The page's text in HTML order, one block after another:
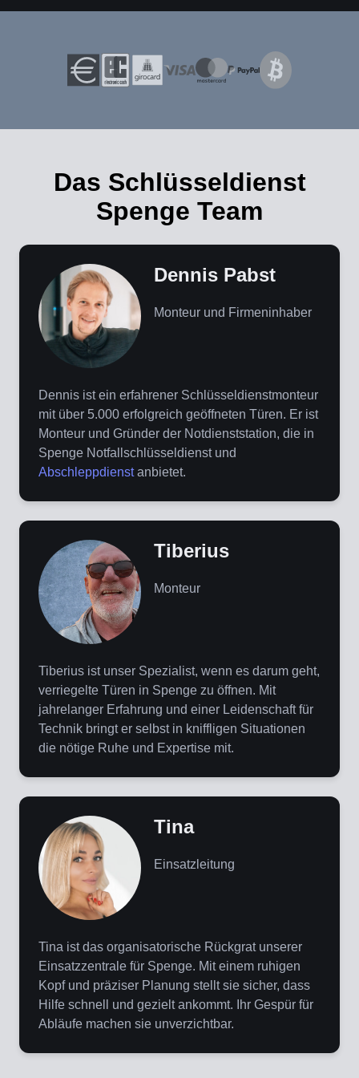
Das Schlüsseldienst
Spenge Team
Dennis Pabst
Monteur und Firmeninhaber
Dennis ist ein erfahrener Schlüsseldienstmonteur
mit über 5.000 erfolgreich geöffneten Türen. Er ist
Monteur und Gründer der Notdienststation, die in
Spenge Notfallschlüsseldienst und
Abschleppdienstanbietet.
Tiberius
Monteur
Tiberius ist unser Spezialist, wenn es darum geht,
verriegelte Türen in Spenge zu öffnen. Mit
jahrelanger Erfahrung und einer Leidenschaft für
Technik bringt er selbst in kniffligen Situationen
die nötige Ruhe und Expertise mit.
Tina
Einsatzleitung
Tina ist das organisatorische Rückgrat unserer
Einsatzzentrale für Spenge. Mit einem ruhigen
Kopf und präziser Planung stellt sie sicher, dass
Hilfe schnell und gezielt ankommt. Ihr Gespür für
Abläufe machen sie unverzichtbar.